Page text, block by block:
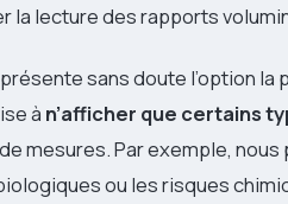
la lecture des rapports
sans doute l’option la
à n’afficher que certains
mesures. Par exemple, nous
ou les risques